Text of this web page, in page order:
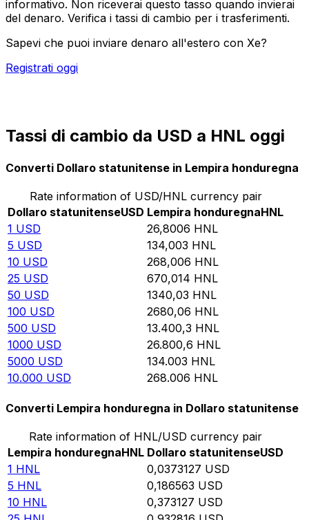
informativo. Non riceverai questo tasso quando invierai
del denaro. Verifica i tassi di cambio per i trasferimenti.
Sapevi che puoi inviare denaro all'estero con Xe?
Registrati oggi
Tassi di cambio da USD a HNL oggi
Converti Dollaro statunitense in Lempira honduregna
Rate information of USD/HNL currency pair
Dollaro statunitenseUSD Lempira honduregnaHNL
1 USD 26,8006 HNL
5 USD 134,003 HNL
10 USD 268,006 HNL
25 USD 670,014 HNL
50 USD 1340,03 HNL
100 USD 2680,06 HNL
500 USD 13.400,3 HNL
1000 USD 26.800,6 HNL
5000 USD 134.003 HNL
10.000 USD 268.006 HNL
Converti Lempira honduregna in Dollaro statunitense
Rate information of HNL/USD currency pair
Lempira honduregnaHNL Dollaro statunitenseUSD
1 HNL 0,0373127 USD
5 HNL 0,186563 USD
10 HNL 0,373127 USD